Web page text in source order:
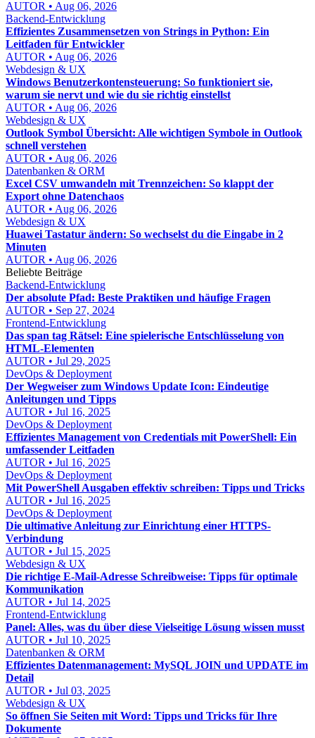
AUTOR • Aug 06, 2026
Backend-Entwicklung
Effizientes Zusammensetzen von Strings in Python: Ein
Leitfaden für Entwickler
AUTOR • Aug 06, 2026
Webdesign & UX
Windows Benutzerkontensteuerung: So funktioniert sie,
warum sie nervt und wie du sie richtig einstellst
AUTOR • Aug 06, 2026
Webdesign & UX
Outlook Symbol Übersicht: Alle wichtigen Symbole in Outlook
schnell verstehen
AUTOR • Aug 06, 2026
Datenbanken & ORM
Excel CSV umwandeln mit Trennzeichen: So klappt der
Export ohne Datenchaos
AUTOR • Aug 06, 2026
Webdesign & UX
Huawei Tastatur ändern: So wechselst du die Eingabe in 2
Minuten
AUTOR • Aug 06, 2026
Beliebte Beiträge
Backend-Entwicklung
Der absolute Pfad: Beste Praktiken und häufige Fragen
AUTOR • Sep 27, 2024
Frontend-Entwicklung
Das span tag Rätsel: Eine spielerische Entschlüsselung von
HTML-Elementen
AUTOR • Jul 29, 2025
DevOps & Deployment
Der Wegweiser zum Windows Update Icon: Eindeutige
Anleitungen und Tipps
AUTOR • Jul 16, 2025
DevOps & Deployment
Effizientes Management von Credentials mit PowerShell: Ein
umfassender Leitfaden
AUTOR • Jul 16, 2025
DevOps & Deployment
Mit PowerShell Ausgaben effektiv schreiben: Tipps und Tricks
AUTOR • Jul 16, 2025
DevOps & Deployment
Die ultimative Anleitung zur Einrichtung einer HTTPS-
Verbindung
AUTOR • Jul 15, 2025
Webdesign & UX
Die richtige E-Mail-Adresse Schreibweise: Tipps für optimale
Kommunikation
AUTOR • Jul 14, 2025
Frontend-Entwicklung
Panel: Alles, was du über diese Vielseitige Lösung wissen musst
AUTOR • Jul 10, 2025
Datenbanken & ORM
Effizientes Datenmanagement: MySQL JOIN und UPDATE im
Detail
AUTOR • Jul 03, 2025
Webdesign & UX
So öffnen Sie Seiten mit Word: Tipps und Tricks für Ihre
Dokumente